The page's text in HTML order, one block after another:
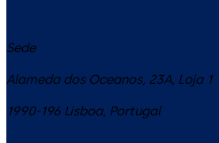
Sede
Alameda dos Oceanos, 23A, Loja 1
1990-196 Lisboa, Portugal